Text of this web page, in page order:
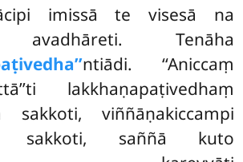
imissā te visesā na
avadhāreti. Tenāha
ntiādi. ‘‘Aniccaṃ
lakkhaṇapaṭivedhaṃ
viññāṇakiccampi
sakkoti, saññā kuto